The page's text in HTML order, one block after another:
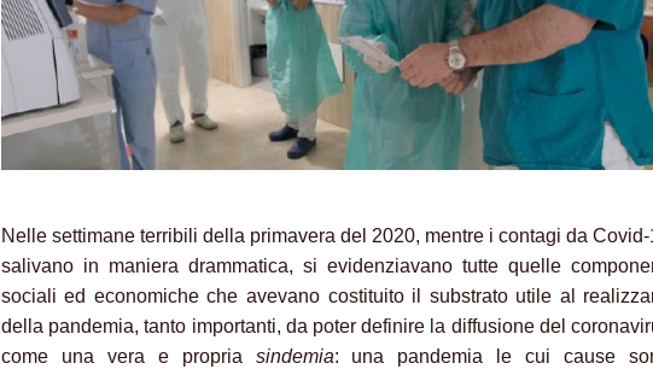
Nelle settimane terribili della primavera del 2020, mentre i contagi da
salivano in maniera drammatica, si evidenziavano tutte quelle
sociali ed economiche che avevano costituito il substrato utile al
della pandemia, tanto importanti, da poter definire la diffusione del
come una vera e propria sindemia: una pandemia le cui cause